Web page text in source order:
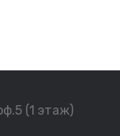
(1 этаж)